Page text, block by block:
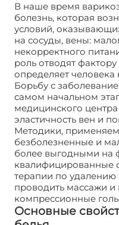
В наше время
болезнь, которая
условий,
на сосуды, вены:
некорректного
роль отводят
определяет человека
Борьбу с
самом начальном
медицинского
эластичность вен и
Методики,
безболезненные и
более выгодными на
квалифицированные
терапии по
проводить массажи и
компрессионные
Основные